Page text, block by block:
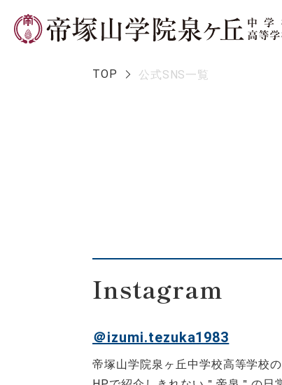
TOP 公式SNS一覧
Instagram
＠izumi.tezuka1983
帝塚山学院泉ヶ丘中学校高等学校